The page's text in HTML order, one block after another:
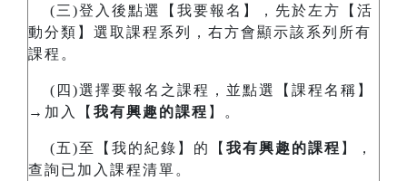
(三)登入後點選【我要報名】，先於左方【活
動分類】選取課程系列，右方會顯示該系列所有
課程。
(四)選擇要報名之課程，並點選【課程名稱】
→加入【 我有興趣的課程 】。
(五)至【我的紀錄】的【 我有興趣的課程 】，
查詢已加入課程清單。